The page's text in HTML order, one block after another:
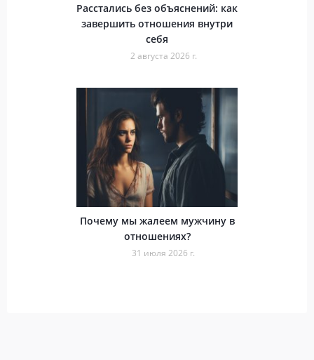
Расстались без объяснений: как
завершить отношения внутри
себя
2 августа 2026 г.
Почему мы жалеем мужчину в
отношениях?
31 июля 2026 г.